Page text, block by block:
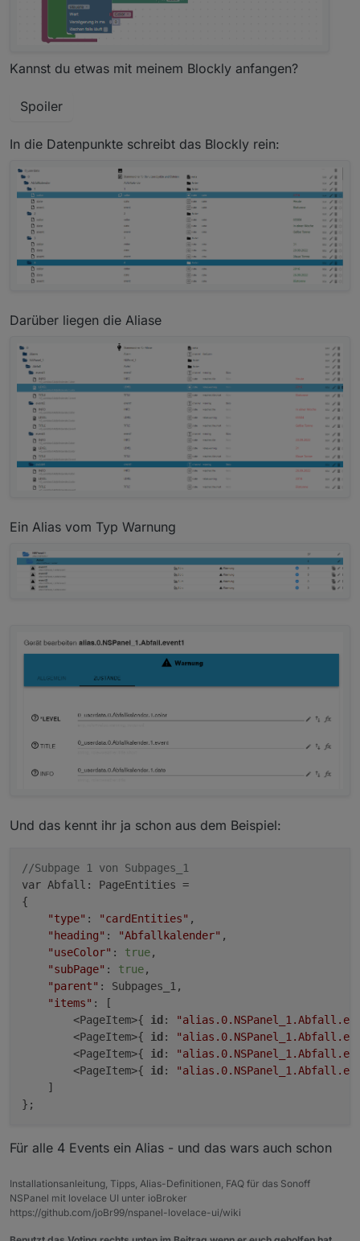
Kannst du etwas mit meinem Blockly anfangen?
Spoiler
In die Datenpunkte schreibt das Blockly rein:
Darüber liegen die Aliase
Ein Alias vom Typ Warnung
Und das kennt ihr ja schon aus dem Beispiel:
//Subpage 1 von Subpages_1
var Abfall: PageEntities =
{
"type" : "cardEntities" ,
"heading" : "Abfallkalender" ,
"useColor" : true,
"subPage" : true,
"parent" : Subpages_1,
"items" : [
        <PageItem>{
id :
        <PageItem>{
id :
        <PageItem>{
id :
        <PageItem>{
id :
    ]
Für alle 4 Events ein Alias - und das wars auch schon
Installationsanleitung, Tipps, Alias-Definitionen, FAQ für das Sonoff
NSPanel mit lovelace UI unter ioBroker
https://github.com/joBr99/nspanel-lovelace-ui/wiki